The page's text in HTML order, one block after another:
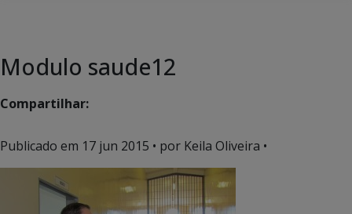
Modulo saude12
Compartilhar:
Publicado em 17 jun 2015 • por Keila Oliveira •